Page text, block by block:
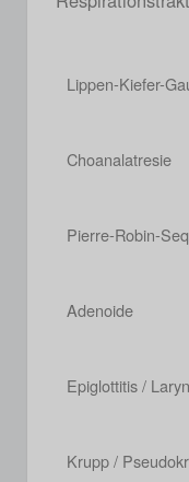
Lippen-Kiefer-
Choanalatresie
Pierre-Robin-
Adenoide
Epiglottitis /
Krupp /